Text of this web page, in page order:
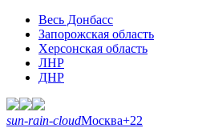
Весь Донбасс
Запорожская область
Херсонская область
ЛНР
ДНР
sun-rain-cloudМосква+22